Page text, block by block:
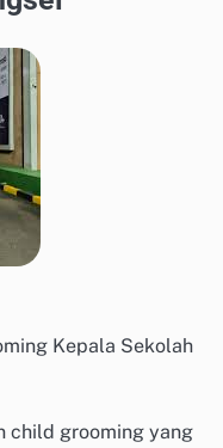
Kepala Sekolah
child grooming yang